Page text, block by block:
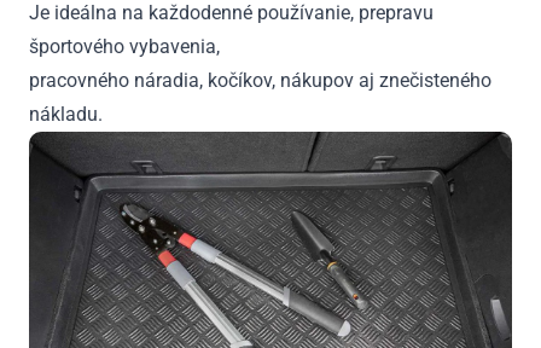
Je ideálna na každodenné používanie, prepravu
športového vybavenia,
pracovného náradia, kočíkov, nákupov aj znečisteného
nákladu.